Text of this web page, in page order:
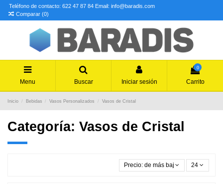
Teléfono de contacto: 622 47 87 84 Email: info@baradis.com
Comparar (0)
Menu Buscar Iniciar sesión
0
Carrito
Inicio Bebidas Vasos Personalizados Vasos de Cristal
Categoría: Vasos de Cristal
Precio: de más bajo a más alto
24